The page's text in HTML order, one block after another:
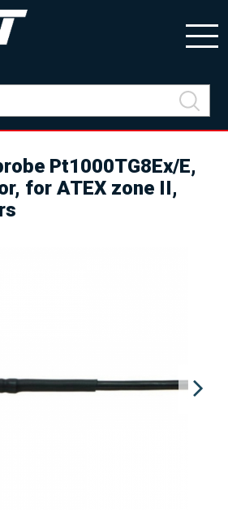
Pt1000TG8Ex/E,
for ATEX zone II,